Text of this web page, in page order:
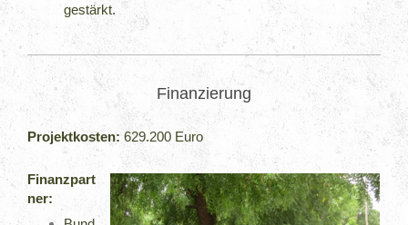
gestärkt.
Finanzierung
Projektkosten: 629.200 Euro
Finanzpart
ner: